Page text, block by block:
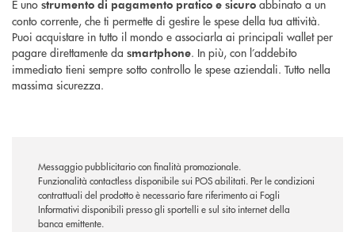
È uno strumento di pagamento pratico e sicuro abbinato a un
conto corrente, che ti permette di gestire le spese della tua attività.
Puoi acquistare in tutto il mondo e associarla ai principali wallet per
pagare direttamente da smartphone. In più, con l’addebito
immediato tieni sempre sotto controllo le spese aziendali. Tutto nella
massima sicurezza.
Messaggio pubblicitario con finalità promozionale.
Funzionalità contactless disponibile sui POS abilitati. Per le condizioni
contrattuali del prodotto è necessario fare riferimento ai Fogli
Informativi disponibili presso gli sportelli e sul sito internet della
banca emittente.